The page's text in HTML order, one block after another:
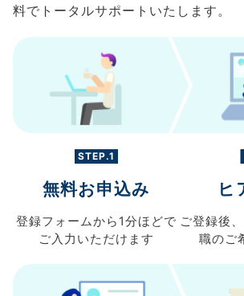
料でトータルサポートいたします。
STEP.1
無料お申込み
登録フォームから 1分ほどで
ご入力 いただけます
ヒ
ご登録後、
職のご